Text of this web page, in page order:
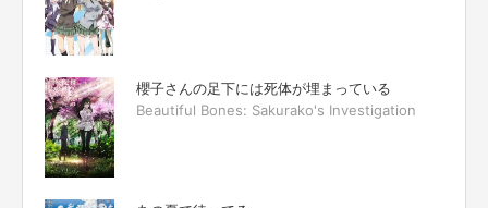
櫻子さんの足下には死体が埋まっている
Beautiful Bones: Sakurako's Investigation